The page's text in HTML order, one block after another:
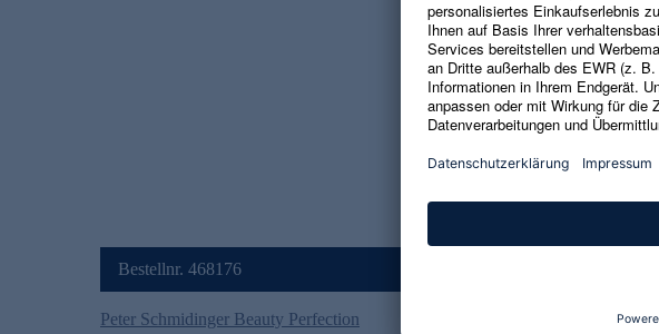
Bestellnr. 468176
Peter Schmidinger Beauty Perfection